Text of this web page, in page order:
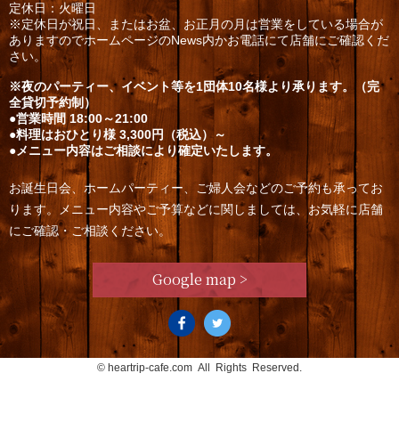
定休日：火曜日
※定休日が祝日、またはお盆、お正月の月は営業をしている場合が
ありますのでホームページのNews内かお電話にて店舗にご確認くだ
さい。
※夜のパーティー、イベント等を1団体10名様より承ります。（完
全貸切予約制）
●営業時間 18:00～21:00
●料理はおひとり様 3,300円（税込）～
●メニュー内容はご相談により確定いたします。
お誕生日会、ホームパーティー、ご婦人会などのご予約も承ってお
ります。メニュー内容やご予算などに関しましては、お気軽に店舗
にご確認・ご相談ください。
Google map >
© heartrip-cafe.com All Rights Reserved.